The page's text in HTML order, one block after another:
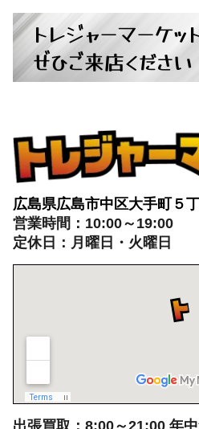
営業時間：10:00～19:00
定休日：月曜日・火曜日
出張買取：8:00～21:00 年中
電話でのお問い合わせはこち
082-942-